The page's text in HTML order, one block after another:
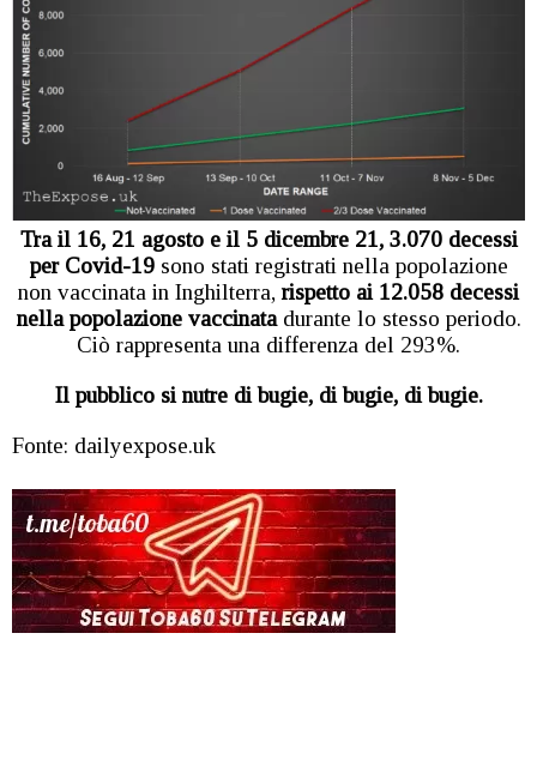
Tra il 16, 21 agosto e il 5 dicembre 21, 3.070 decessi
per Covid-19sono stati registrati nella popolazione
non vaccinata in Inghilterra, rispetto ai 12.058 decessi
nella popolazione vaccinata durante lo stesso periodo.
Ciò rappresenta una differenza del 293%.
Il pubblico si nutre di bugie, di bugie, di bugie.
Fonte: dailyexpose.uk